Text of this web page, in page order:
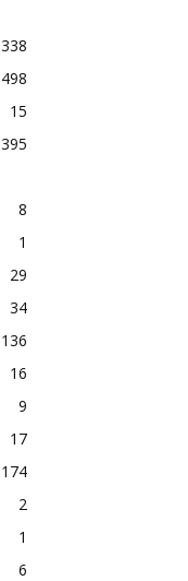
338
498
15
395
8
1
29
34
136
16
9
17
174
2
1
6